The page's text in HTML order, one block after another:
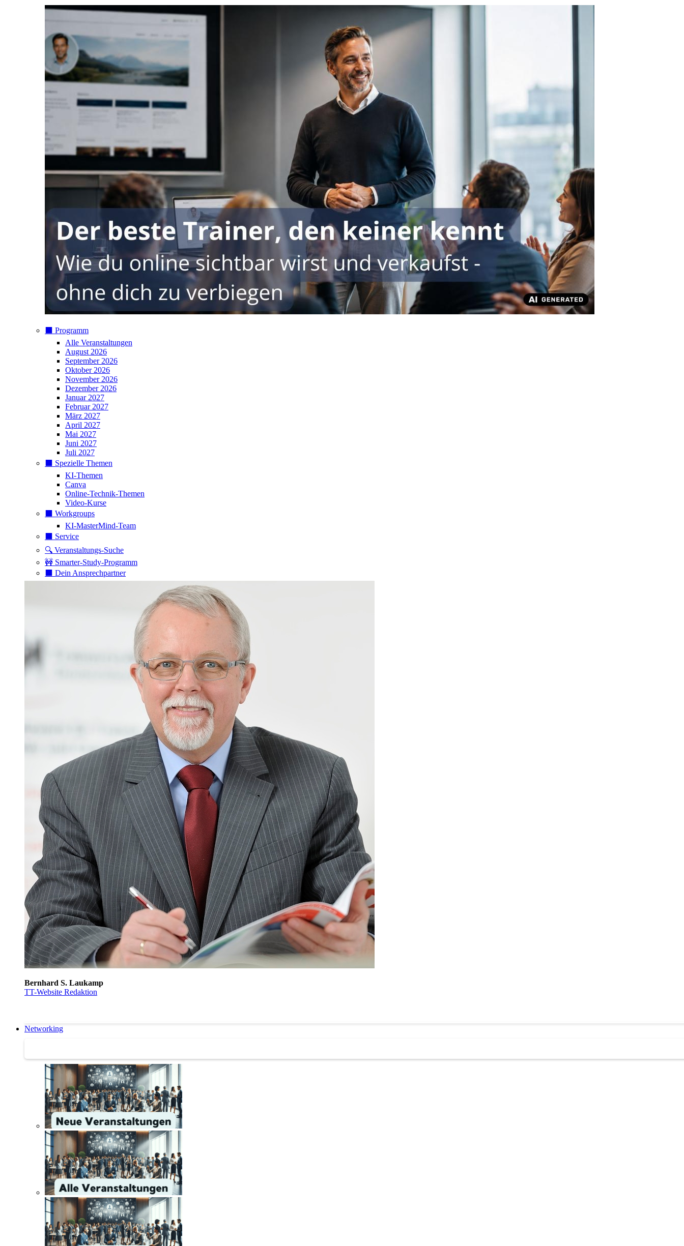
⬛️ Programm
Alle Veranstaltungen
August 2026
September 2026
Oktober 2026
November 2026
Dezember 2026
Januar 2027
Februar 2027
März 2027
April 2027
Mai 2027
Juni 2027
Juli 2027
⬛️ Spezielle Themen
KI-Themen
Canva
Online-Technik-Themen
Video-Kurse
⬛️ Workgroups
KI-MasterMind-Team
⬛️ Service
🔍 Veranstaltungs-Suche
🚧 Smarter-Study-Programm
⬛️ Dein Ansprechpartner
Bernhard S. Laukamp
TT-Website Redaktion
Networking